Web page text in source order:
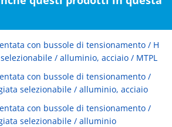
con bussole di tensionamento / H
/ alluminio, acciaio / MTPL
con bussole di tensionamento /
selezionabile / alluminio, acciaio
con bussole di tensionamento /
selezionabile / alluminio